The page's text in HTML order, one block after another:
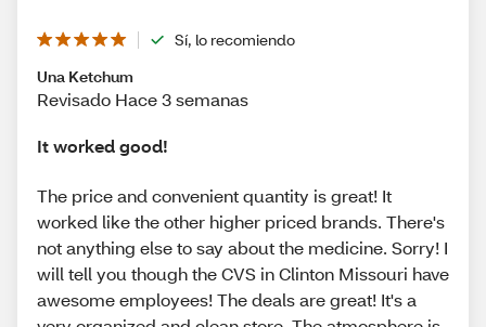
Sí, lo recomiendo
Una Ketchum
Revisado Hace 3 semanas
It worked good!
The price and convenient quantity is great! It
worked like the other higher priced brands. There's
not anything else to say about the medicine. Sorry! I
will tell you though the CVS in Clinton Missouri have
awesome employees! The deals are great! It's a